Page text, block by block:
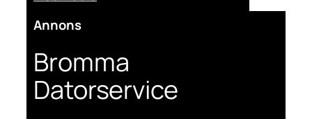
Annons
Bromma
Datorservice